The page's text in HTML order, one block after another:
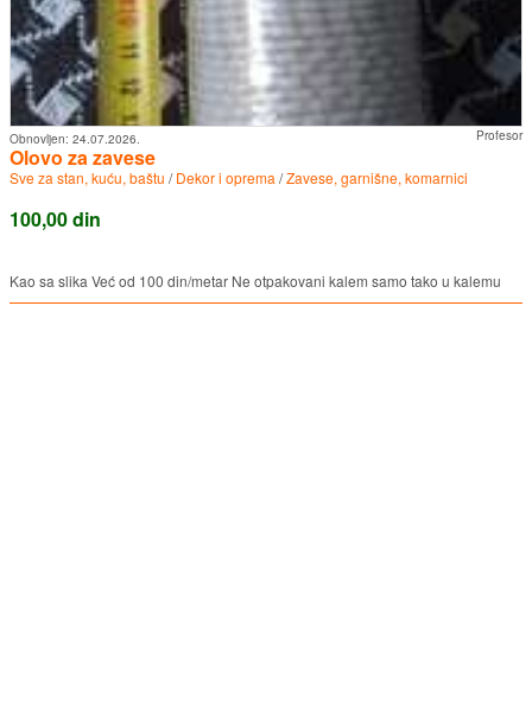
Profesor
Obnovljen: 24.07.2026.
Olovo za zavese
Sve za stan, kuću, baštu /Dekor i oprema /Zavese, garnišne, komarnici
100,00 din
Kao sa slika Već od 100 din/metar Ne otpakovani kalem samo tako u kalemu